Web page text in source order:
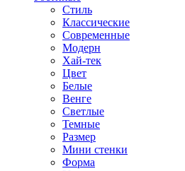
Стиль
Классические
Современные
Модерн
Хай-тек
Цвет
Белые
Венге
Светлые
Темные
Размер
Мини стенки
Форма